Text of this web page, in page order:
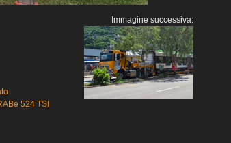
524 TSI
Immagine successiva: